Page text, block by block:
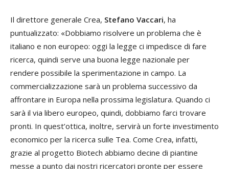
Il direttore generale Crea, Stefano Vaccari, ha
puntualizzato: «Dobbiamo risolvere un problema che è
italiano e non europeo: oggi la legge ci impedisce di fare
ricerca, quindi serve una buona legge nazionale per
rendere possibile la sperimentazione in campo. La
commercializzazione sarà un problema successivo da
affrontare in Europa nella prossima legislatura. Quando ci
sarà il via libero europeo, quindi, dobbiamo farci trovare
pronti. In quest’ottica, inoltre, servirà un forte investimento
economico per la ricerca sulle Tea. Come Crea, infatti,
grazie al progetto Biotech abbiamo decine di piantine
messe a punto dai nostri ricercatori pronte per essere